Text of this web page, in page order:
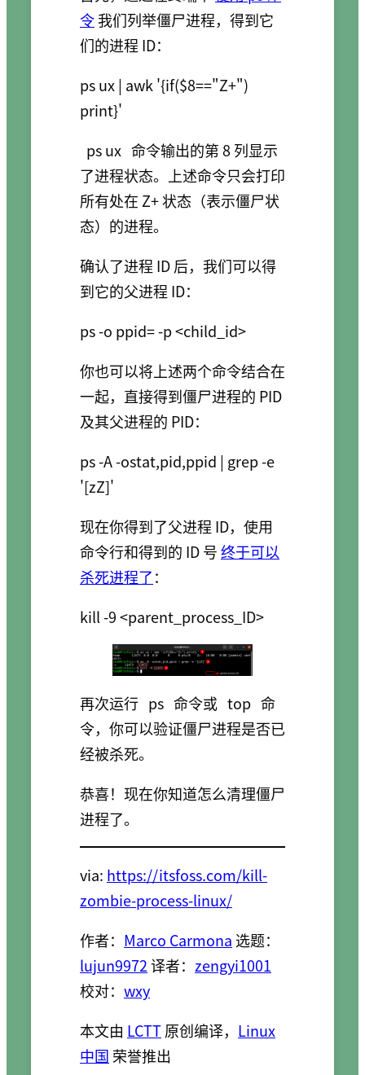
令我们列举僵尸进程，得到它
们的进程 ID：
ps ux | awk '{if($8=="Z+")
ps ux 命令输出的第 8 列显示
了进程状态。上述命令只会打印
所有处在 Z+ 状态（表示僵尸状
态）的进程。
确认了进程 ID 后，我们可以得
到它的父进程 ID：
你也可以将上述两个命令结合在
一起，直接得到僵尸进程的 PID
及其父进程的 PID：
ps -A -ostat,pid,ppid | grep -e
现在你得到了父进程 ID，使用
命令行和得到的 ID 号终于可以
杀死进程了：
再次运行 ps 命令或 top 命
令，你可以验证僵尸进程是否已
经被杀死。
恭喜！现在你知道怎么清理僵尸
进程了。
via: https://itsfoss.com/kill-
zombie-process-linux/
作者： Marco Carmona 选题：
lujun9972译者： zengyi1001
校对： wxy
本文由 LCTT原创编译， Linux
中国 荣誉推出